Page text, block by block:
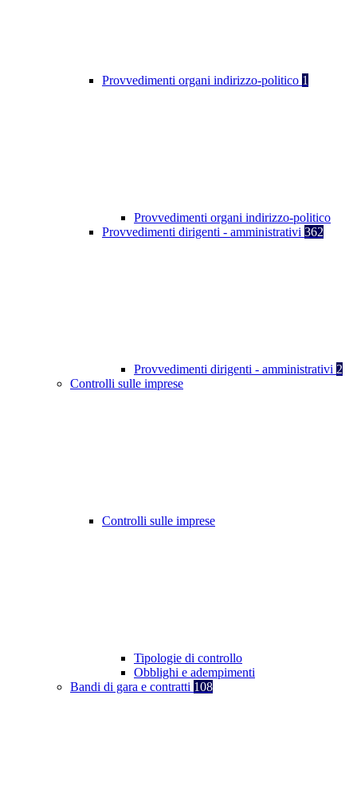
Provvedimenti organi indirizzo-politico 1
Provvedimenti organi indirizzo-politico
Provvedimenti dirigenti - amministrativi 362
Provvedimenti dirigenti - amministrativi 2
Controlli sulle imprese
Controlli sulle imprese
Tipologie di controllo
Obblighi e adempimenti
Bandi di gara e contratti 108